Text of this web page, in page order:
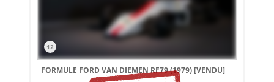
12
FORMULE FORD VAN DIEMEN RF79 (1979)[VENDU]